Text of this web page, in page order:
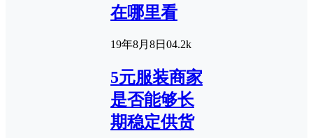
在哪里看
19年8月8日 04.2k
5元服装商家
是否能够长
期稳定供货